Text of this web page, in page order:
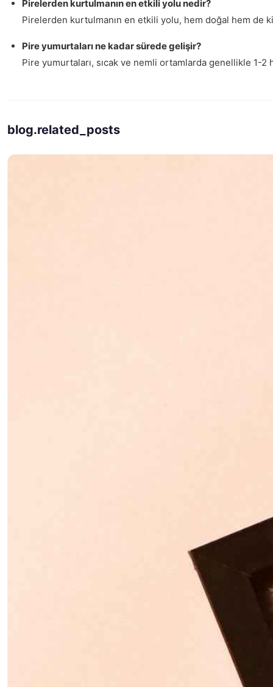
Pirelerden kurtulmanın en etkili yolu nedir?
Pirelerden kurtulmanın en etkili yolu, hem doğal hem de
Pire yumurtaları ne kadar sürede gelişir?
Pire yumurtaları, sıcak ve nemli ortamlarda genellikle 1-
blog.related_posts